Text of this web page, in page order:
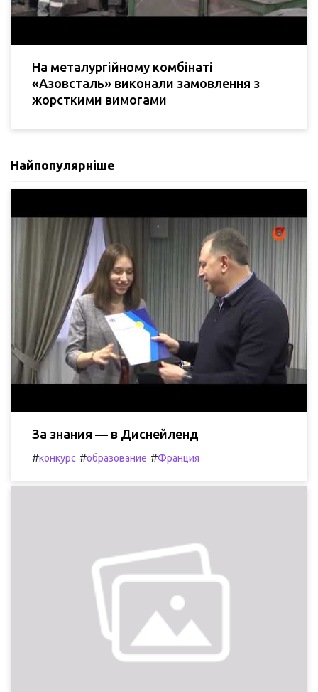
На металургійному комбінаті
«Азовсталь» виконали замовлення з
жорсткими вимогами
Найпопулярніше
За знания — в Диснейленд
#конкурс #образование #Франция